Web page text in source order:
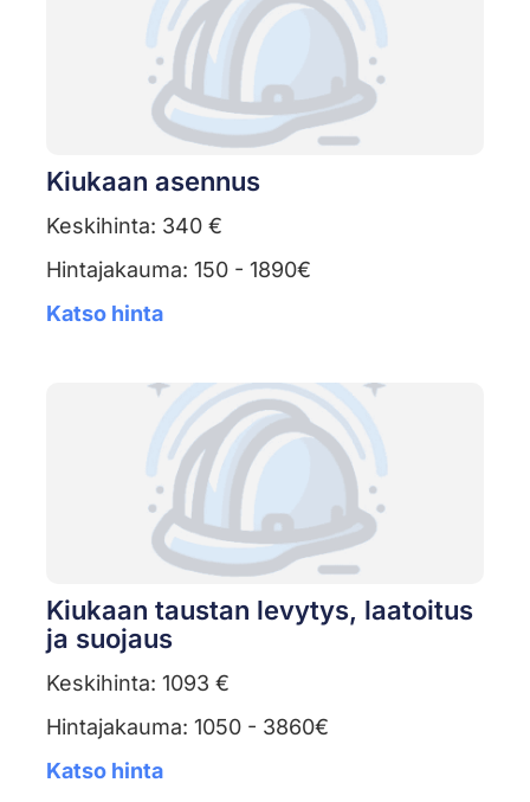
Kiukaan asennus
Keskihinta: 340 €
Hintajakauma: 150 - 1890€
Katso hinta
Kiukaan taustan levytys, laatoitus
ja suojaus
Keskihinta: 1093 €
Hintajakauma: 1050 - 3860€
Katso hinta